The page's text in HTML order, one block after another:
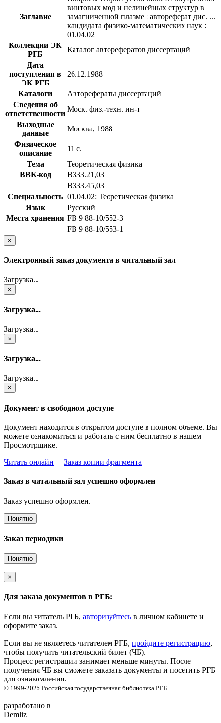
Заглавие
винтовых мод и нелинейных структур в
замагниченной плазме : автореферат дис. ...
кандидата физико-математических наук :
01.04.02
Коллекции ЭК
РГБ
Каталог авторефератов диссертаций
Дата
поступления в
ЭК РГБ
26.12.1988
Каталоги
Авторефераты диссертаций
Сведения об
ответственности
Моск. физ.-техн. ин-т
Выходные
данные
Москва, 1988
Физическое
описание
11 с.
Тема
Теоретическая физика
BBK-код
В333.21,03
В333.45,03
Специальность 01.04.02: Теоретическая физика
Язык
Русский
Места хранения FB 9 88-10/552-3
FB 9 88-10/553-1
×
Электронный заказ документа в читальный зал
Загрузка...
×
Загрузка...
Загрузка...
×
Загрузка...
Загрузка...
×
Документ в свободном доступе
Документ находится в открытом доступе в полном объёме. Вы
можете ознакомиться и работать с ним бесплатно в нашем
Просмотрщике.
Читать онлайн
Заказ копии фрагмента
Заказ в читальный зал успешно оформлен
Заказ успешно оформлен.
Понятно
Заказ периодики
Понятно
×
Для заказа документов в РГБ:
Если вы читатель РГБ, авторизуйтесь в личном кабинете и
оформите заказ.
Если вы не являетесь читателем РГБ, пройдите регистрацию,
чтобы получить читательский билет (ЧБ).
Процесс регистрации занимает меньше минуты. После
получения ЧБ вы сможете заказать документы и посетить РГБ
для ознакомления.
© 1999-2026 Российская государственная библиотека РГБ
разработано в
Demliz